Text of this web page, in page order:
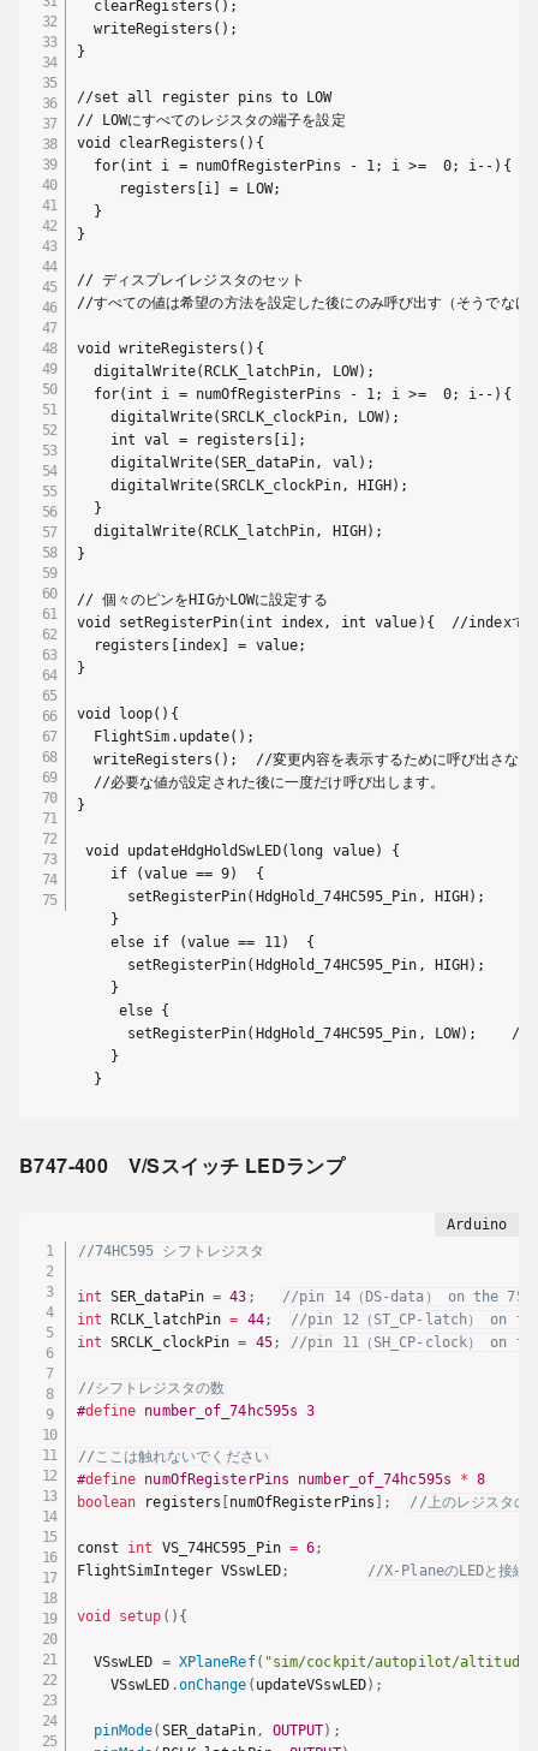
  clearRegisters();
  writeRegisters();
}
//set all register pins to LOW
// LOWにすべてのレジスタの端子を設定
void clearRegisters(){
  for(int i = numOfRegisterPins - 1; i >=  0; i--){
     registers[i] = LOW;
  }
}
// ディスプレイレジスタのセット
//すべての値は希望の方法を設定した後にのみ呼び出す（そうでなけ
void writeRegisters(){
  digitalWrite(RCLK_latchPin, LOW);
  for(int i = numOfRegisterPins - 1; i >=  0; i--){
    digitalWrite(SRCLK_clockPin, LOW);
    int val = registers[i];
    digitalWrite(SER_dataPin, val);
    digitalWrite(SRCLK_clockPin, HIGH);
  }
  digitalWrite(RCLK_latchPin, HIGH);
}
// 個々のピンをHIGかLOWに設定する
void setRegisterPin(int index, int value){  //indexでピン位
  registers[index] = value;
}
void loop(){
  FlightSim.update();
writeRegisters();  //変更内容を表示するために呼び出さなけ
  //必要な値が設定された後に一度だけ呼び出します。
}
void updateHdgHoldSwLED(long value) {
    if (value == 9)  {
setRegisterPin(HdgHold_74HC595_Pin, HIGH);    //
    }
    else if (value == 11)  {
setRegisterPin(HdgHold_74HC595_Pin, HIGH);    //
    }
     else {
setRegisterPin(HdgHold_74HC595_Pin, LOW);    //
    }
  }
B747-400 V/Sスイッチ LEDランプ
//74HC595 シフトレジスタ
int SER_dataPin = 43 ;
//pin 14（DS-data） on the
int RCLK_latchPin = 44;
//pin 12（ST_CP-latch） on the
int SRCLK_clockPin = 45; //pin 11（SH_CP-clock） on the
//シフトレジスタの数
#define number_of_74hc595s 3
//ここは触れないでください
#define numOfRegisterPins number_of_74hc595s * 8
boolean registers numOfRegisterPins ; //上のレジスタの
const int VS_74HC595_Pin = 6;
FlightSimInteger VSswLED; //X-PlaneのLEDと接続
void setup ( ) {
  VSswLED
= XPlaneRef( "sim/cockpit/autopilot/
    VSswLED
.onChange ( updateVSswLED) ;
pinMode( SER_dataPin, OUTPUT) ;